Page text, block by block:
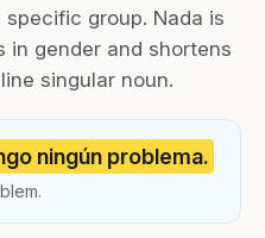
group. Nada is
in gender and shortens
singular noun.
ningún problema.